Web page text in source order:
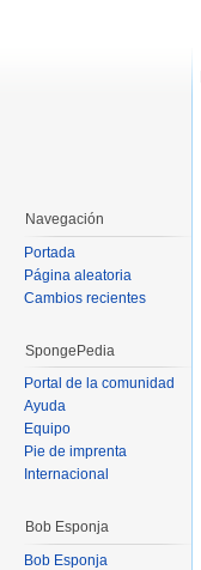
Navegación
Portada
Página aleatoria
Cambios recientes
SpongePedia
Portal de la comunidad
Ayuda
Equipo
Pie de imprenta
Internacional
Bob Esponja
Bob Esponja